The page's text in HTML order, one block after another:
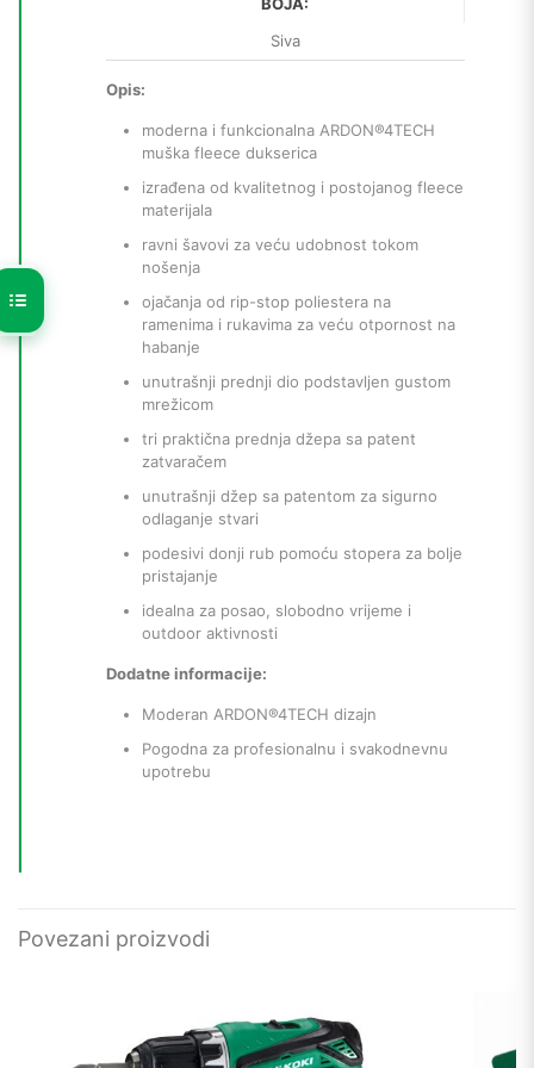
Siva
Opis:
moderna i funkcionalna ARDON®4TECH
muška fleece dukserica
izrađena od kvalitetnog i postojanog fleece
materijala
ravni šavovi za veću udobnost tokom
nošenja
ojačanja od rip-stop poliestera na
ramenima i rukavima za veću otpornost na
habanje
unutrašnji prednji dio podstavljen gustom
mrežicom
tri praktična prednja džepa sa patent
zatvaračem
unutrašnji džep sa patentom za sigurno
odlaganje stvari
podesivi donji rub pomoću stopera za bolje
pristajanje
idealna za posao, slobodno vrijeme i
outdoor aktivnosti
Dodatne informacije:
Moderan ARDON®4TECH dizajn
Pogodna za profesionalnu i svakodnevnu
upotrebu
Povezani proizvodi